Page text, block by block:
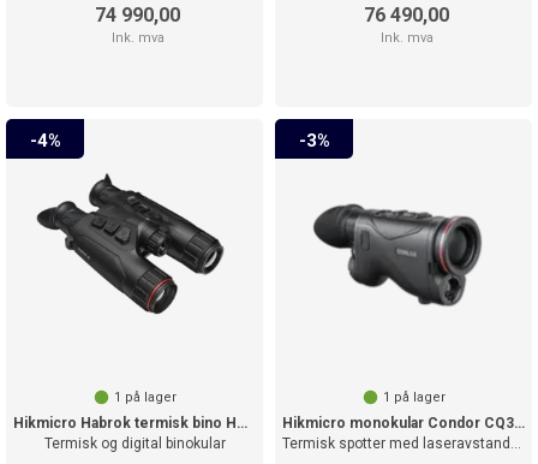
74 990,00
Ink. mva
76 490,00
Ink. mva
4%
1 på lager
Hikmicro Habrok termisk bino HQ35L 4K
Termisk og digital binokular
3%
1 på lager
Hikmicro monokular Condor CQ35L 2.0
Termisk spotter med laseravstandsmåler